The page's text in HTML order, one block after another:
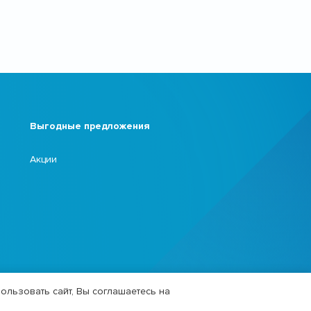
Выгодные предложения
Акции
сайт, Вы соглашаетесь на